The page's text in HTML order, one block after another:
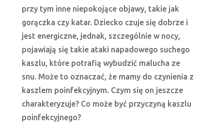
przy tym inne niepokojące objawy, takie jak
gorączka czy katar. Dziecko czuje się dobrze i
jest energiczne, jednak, szczególnie w nocy,
pojawiają się takie ataki napadowego suchego
kaszlu, które potrafią wybudzić malucha ze
snu. Może to oznaczać, że mamy do czynienia z
kaszlem poinfekcyjnym. Czym się on jeszcze
charakteryzuje? Co może być przyczyną kaszlu
poinfekcyjnego?